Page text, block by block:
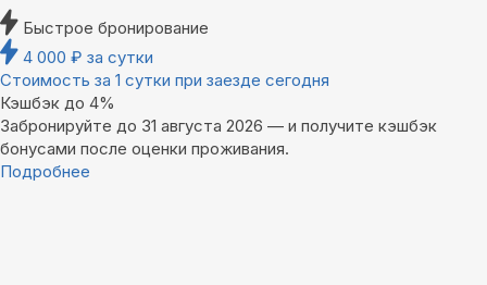
Быстрое бронирование
4 000 ₽ за сутки
Стоимость за 1 сутки при заезде сегодня
Кэшбэк до 4%
Забронируйте до 31 августа 2026 — и получите кэшбэк
бонусами после оценки проживания.
Подробнее